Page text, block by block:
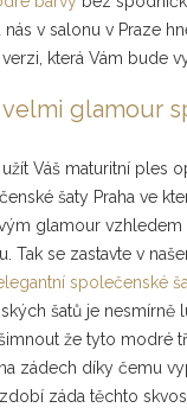
v salonu v Praze
která Vám bude
glamour
Váš maturitní ples
šaty Praha ve
glamour vzhledem
Tak se zastavte v
společenské
šatů je nesmírně
že tyto modré
zádech díky čemu
záda těchto